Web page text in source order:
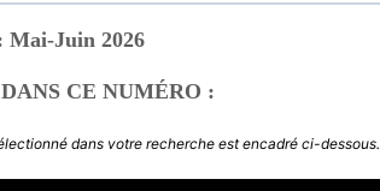
Mai-Juin 2026
CE NUMÉRO :
dans votre recherche est encadré ci-dessous.